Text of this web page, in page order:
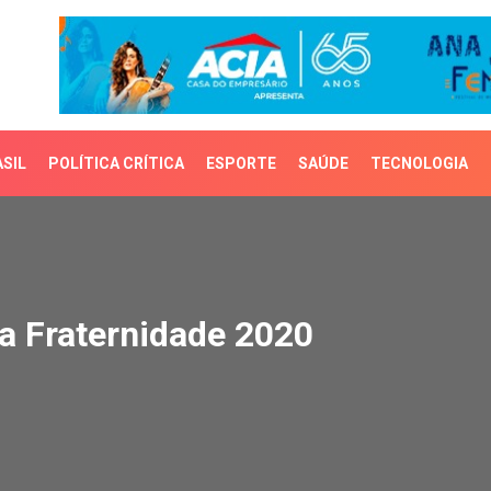
POLÍTICA CRÍTICA ESPORTE SAÚDE TECNOLOGIA
Fraternidade 2020